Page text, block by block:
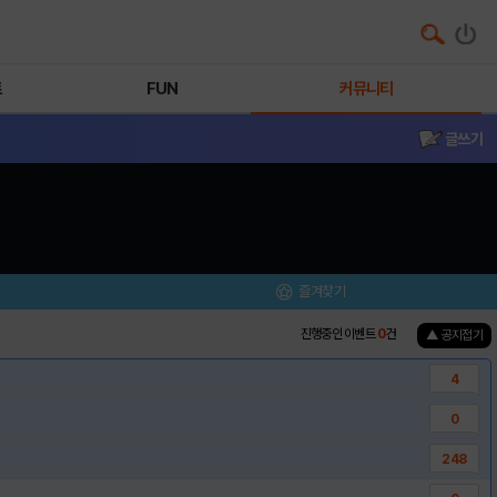
FUN 커뮤니티
글쓰기
즐겨찾기
진행중인 이벤트0건 ▲ 공지접기
4
0
248